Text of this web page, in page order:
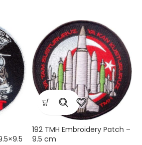
192 TMH Embroidery Patch –
9.5 cm